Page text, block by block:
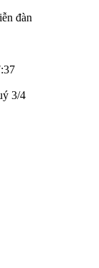
đàn
3/4